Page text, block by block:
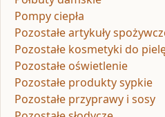
Pompy ciepła
Pozostałe artykuły
Pozostałe kosmetyki do
Pozostałe oświetlenie
Pozostałe produkty sypkie
Pozostałe przyprawy i sosy